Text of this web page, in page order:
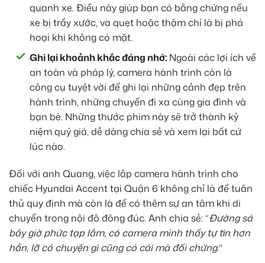
quanh xe. Điều này giúp bạn có bằng chứng nếu
xe bị trầy xước, va quẹt hoặc thậm chí là bị phá
hoại khi không có mặt.
Ghi lại khoảnh khắc đáng nhớ: Ngoài các lợi ích về
an toàn và pháp lý, camera hành trình còn là
công cụ tuyệt vời để ghi lại những cảnh đẹp trên
hành trình, những chuyến đi xa cùng gia đình và
bạn bè. Những thước phim này sẽ trở thành kỷ
niệm quý giá, dễ dàng chia sẻ và xem lại bất cứ
lúc nào.
Đối với anh Quang, việc lắp camera hành trình cho
chiếc Hyundai Accent tại Quận 6 không chỉ là để tuân
thủ quy định mà còn là để có thêm sự an tâm khi di
chuyển trong nội đô đông đúc. Anh chia sẻ: “Đường sá
bây giờ phức tạp lắm, có camera mình thấy tự tin hơn
hẳn, lỡ có chuyện gì cũng có cái mà đối chứng.“